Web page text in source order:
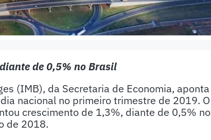
de 0,5% no Brasil
(IMB), da Secretaria de Economia, aponta
nacional no primeiro trimestre de 2019. O
crescimento de 1,3%, diante de 0,5% no
de 2018.